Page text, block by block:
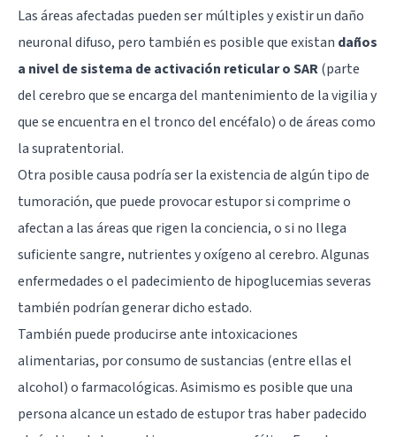
Las áreas afectadas pueden ser múltiples y existir un daño
neuronal difuso, pero también es posible que existan daños
a nivel de sistema de activación reticular o SAR(parte
del cerebro que se encarga del mantenimiento de la vigilia y
que se encuentra en el tronco del encéfalo) o de áreas como
la supratentorial.
Otra posible causa podría ser la existencia de algún tipo de
tumoración, que puede provocar estupor si comprime o
afectan a las áreas que rigen la conciencia, o si no llega
suficiente sangre, nutrientes y oxígeno al cerebro. Algunas
enfermedades o el padecimiento de hipoglucemias severas
también podrían generar dicho estado.
También puede producirse ante intoxicaciones
alimentarias, por consumo de sustancias (entre ellas el
alcohol) o farmacológicas. Asimismo es posible que una
persona alcance un estado de estupor tras haber padecido